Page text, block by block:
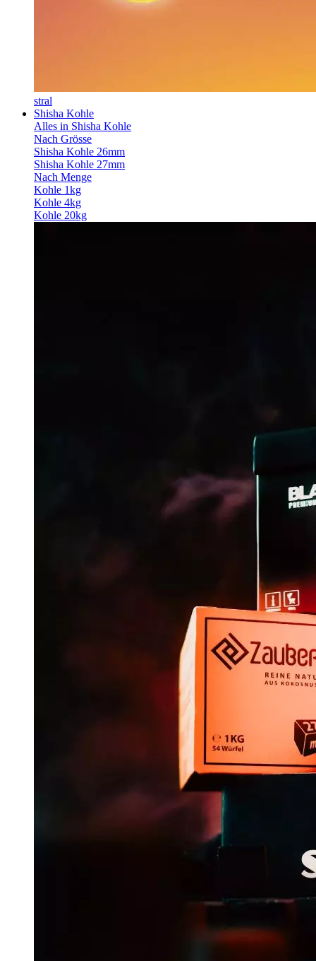
stral
Shisha Kohle
Alles in Shisha Kohle
Nach Grösse
Shisha Kohle 26mm
Shisha Kohle 27mm
Nach Menge
Kohle 1kg
Kohle 4kg
Kohle 20kg